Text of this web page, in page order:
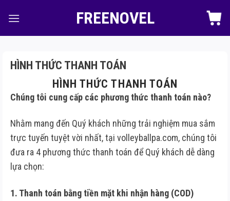
FREENOVEL
HÌNH THỨC THANH TOÁN
HÌNH THỨC THANH TOÁN
Chúng tôi cung cấp các phương thức thanh toán nào?
Nhằm mang đến Quý khách những trải nghiệm mua sắm
trực tuyến tuyệt vời nhất, tại volleyballpa.com, chúng tôi
đưa ra 4 phương thức thanh toán để Quý khách dễ dàng
lựa chọn:
1. Thanh toán bằng tiền mặt khi nhận hàng (COD)